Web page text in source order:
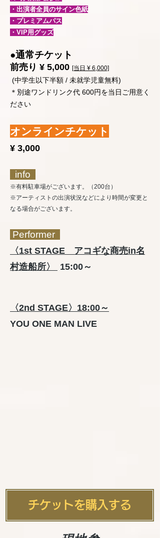
・出演者全員のサイン色紙
​・プレミアムパス
・VIP用グッズ
●通常チケット
前売り ¥ 5,000 [当日 ¥ 6,000]
(中学生以下半額 / 未就学児童無料)
＊別途ワンドリンク代 600円を当日ご用意く
ださい
オンラインチケット
¥ 3,000
info
※有料駐車場がございます。（200台）
※アーティストの出演状況などにより時間が変更と
なる場合がございます。
Performer
〈1st STAGE アコギな商売in名
村造船所〉
15:00～
〈2nd STAGE〉18:00～
YOU ONE MAN LIVE
チケットを購入する